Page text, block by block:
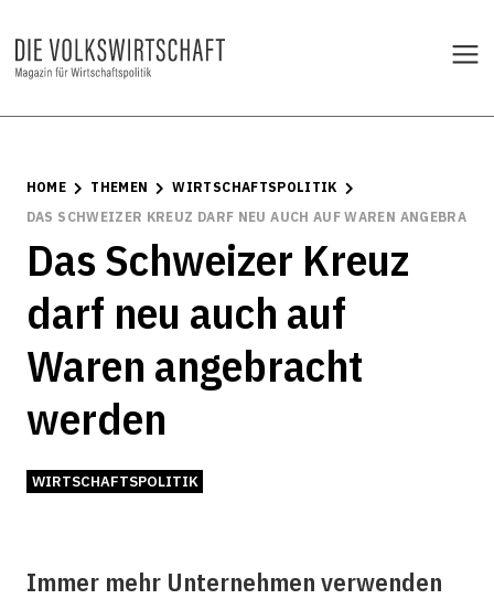
HOME THEMEN
WIRTSCHAFTSPOLITIK
DAS SCHWEIZER KREUZ DARF NEU AUCH AUF WAREN
Das Schweizer Kreuz
darf neu auch auf
Waren angebracht
werden
WIRTSCHAFTSPOLITIK
Immer mehr Unternehmen verwenden